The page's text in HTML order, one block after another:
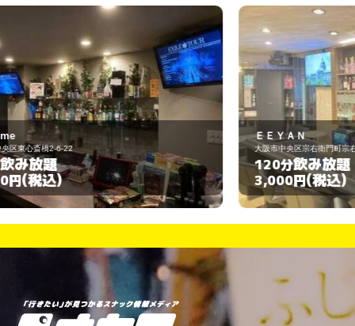
ＥＥＹＡＮ
大阪市中央区宗右衛門町宗右衛門町5-3
120分飲み放題
3,000円(税込)